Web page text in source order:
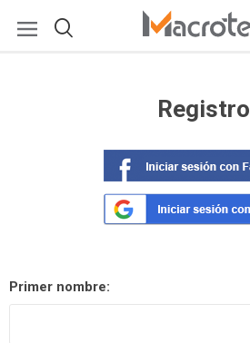
Registro
Primer nombre: